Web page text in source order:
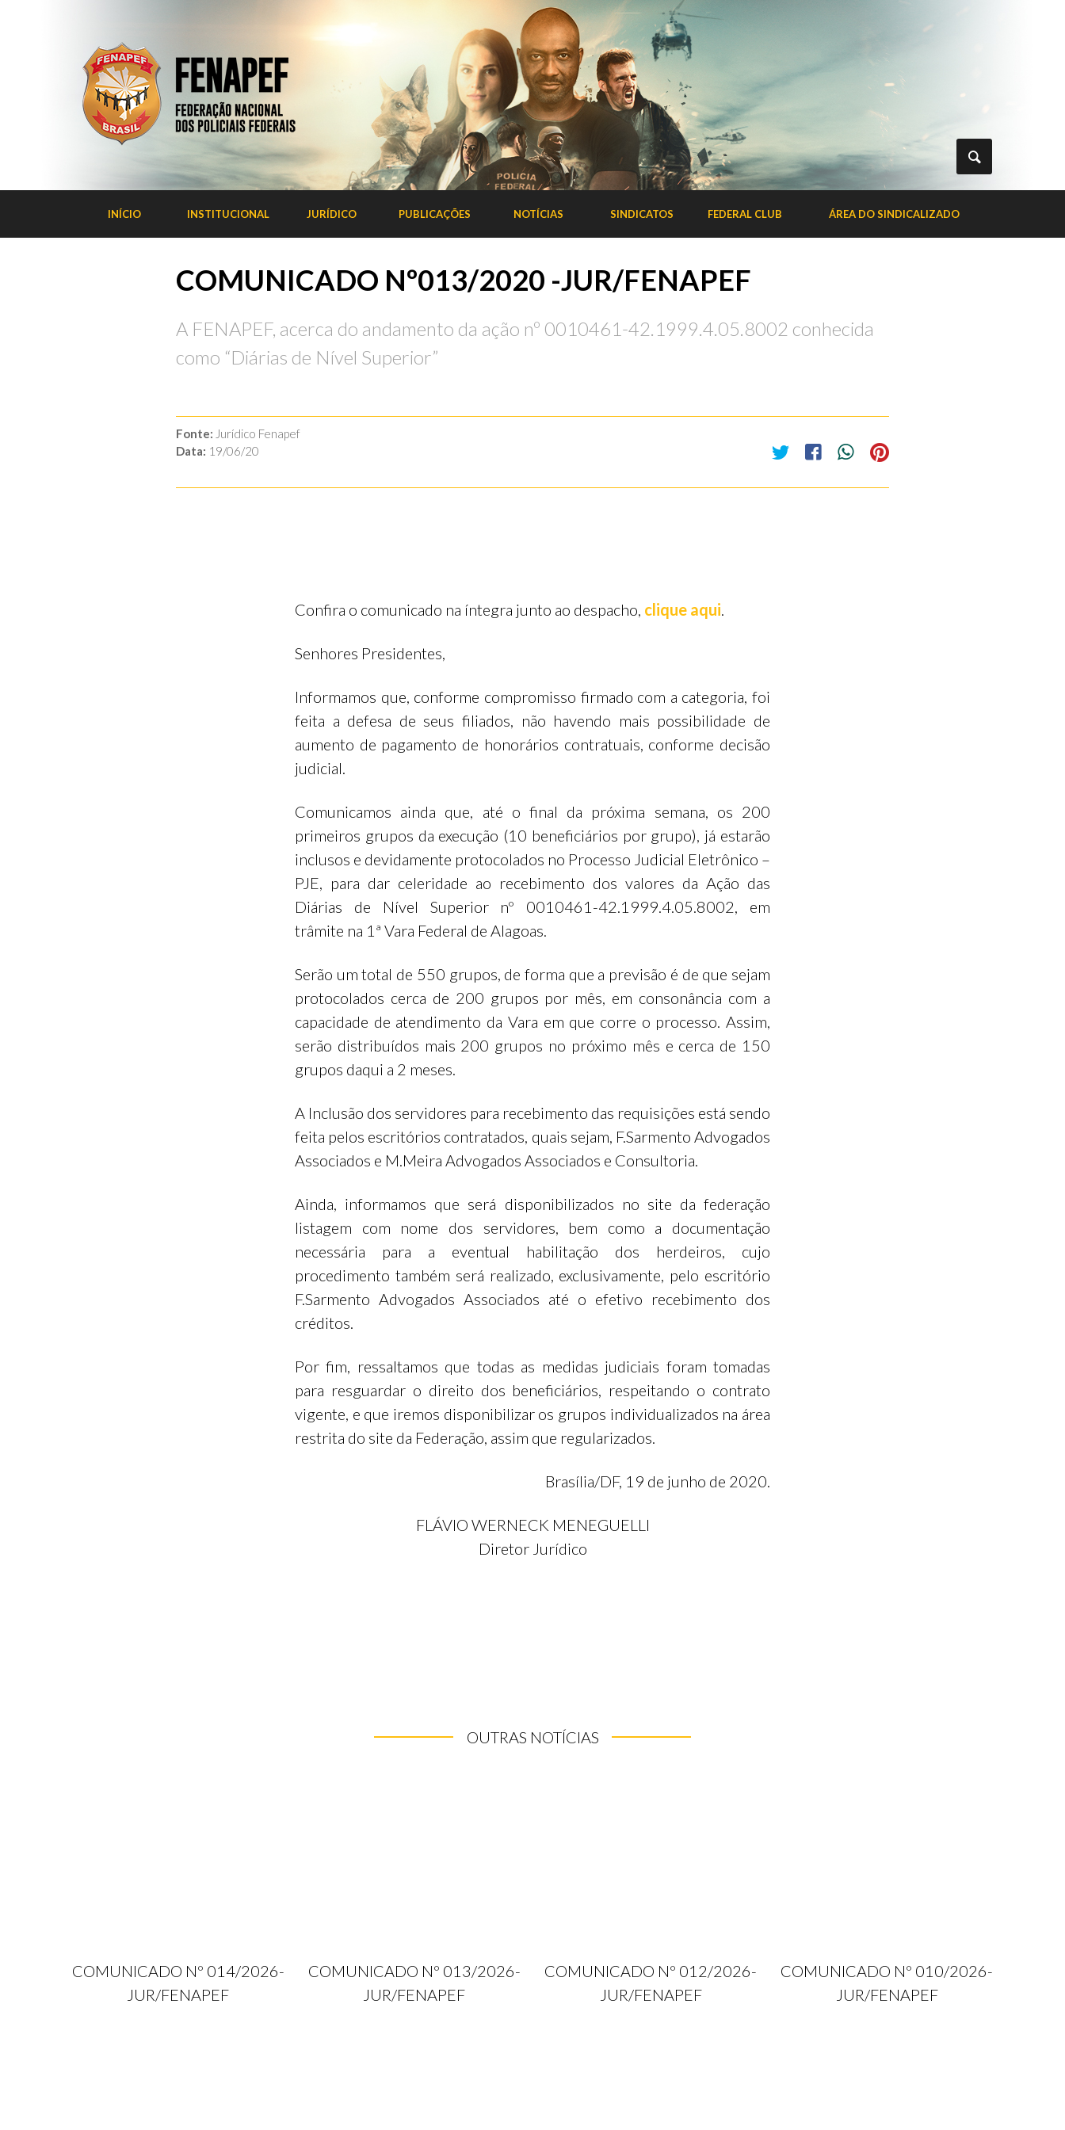
INÍCIO INSTITUCIONAL JURÍDICO PUBLICAÇÕES NOTÍCIAS SINDICATOS FEDERAL CLUB ÁREA DO SINDICALIZADO
COMUNICADO Nº013/2020 -JUR/FENAPEF
A FENAPEF, acerca do andamento da ação nº 0010461-42.1999.4.05.8002 conhecida
como “Diárias de Nível Superior”
Fonte: Jurídico Fenapef
Data: 19/06/20
Confira o comunicado na íntegra junto ao despacho, clique aqui.
Senhores Presidentes,
Informamos que, conforme compromisso firmado com a categoria, foi
feita a defesa de seus filiados, não havendo mais possibilidade de
aumento de pagamento de honorários contratuais, conforme decisão
judicial.
Comunicamos ainda que, até o final da próxima semana, os 200
primeiros grupos da execução (10 beneficiários por grupo), já estarão
inclusos e devidamente protocolados no Processo Judicial Eletrônico –
PJE, para dar celeridade ao recebimento dos valores da Ação das
Diárias de Nível Superior nº 0010461-42.1999.4.05.8002, em
trâmite na 1ª Vara Federal de Alagoas.
Serão um total de 550 grupos, de forma que a previsão é de que sejam
protocolados cerca de 200 grupos por mês, em consonância com a
capacidade de atendimento da Vara em que corre o processo. Assim,
serão distribuídos mais 200 grupos no próximo mês e cerca de 150
grupos daqui a 2 meses.
A Inclusão dos servidores para recebimento das requisições está sendo
feita pelos escritórios contratados, quais sejam, F.Sarmento Advogados
Associados e M.Meira Advogados Associados e Consultoria.
Ainda, informamos que será disponibilizados no site da federação
listagem com nome dos servidores, bem como a documentação
necessária para a eventual habilitação dos herdeiros, cujo
procedimento também será realizado, exclusivamente, pelo escritório
F.Sarmento Advogados Associados até o efetivo recebimento dos
créditos.
Por fim, ressaltamos que todas as medidas judiciais foram tomadas
para resguardar o direito dos beneficiários, respeitando o contrato
vigente, e que iremos disponibilizar os grupos individualizados na área
restrita do site da Federação, assim que regularizados.
Brasília/DF, 19 de junho de 2020.
FLÁVIO WERNECK MENEGUELLI
Diretor Jurídico
OUTRAS NOTÍCIAS
COMUNICADO Nº 014/2026-
JUR/FENAPEF
COMUNICADO Nº 013/2026-
JUR/FENAPEF
COMUNICADO Nº 012/2026-
JUR/FENAPEF
COMUNICADO Nº 010/2026-
JUR/FENAPEF